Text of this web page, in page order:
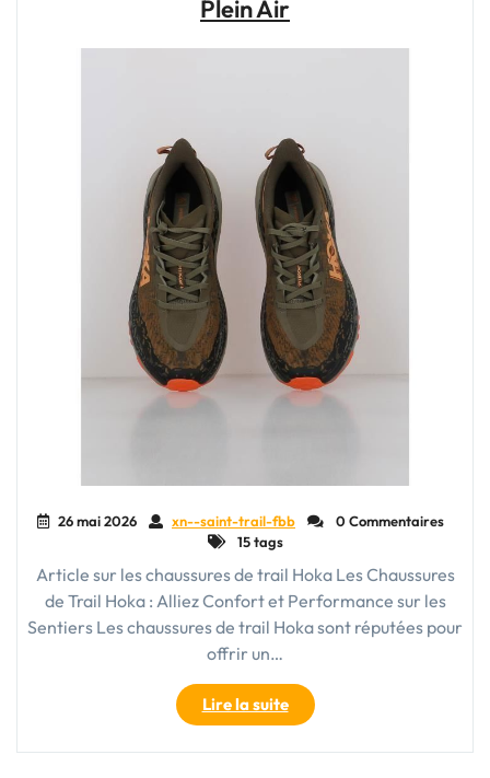
Plein Air
26 mai 2026 xn--saint-trail-fbb
0 Commentaires
15 tags
Article sur les chaussures de trail Hoka Les Chaussures
de Trail Hoka : Alliez Confort et Performance sur les
Sentiers Les chaussures de trail Hoka sont réputées pour
offrir un…
Lire la suite"Découvrez
l’Excellence
des